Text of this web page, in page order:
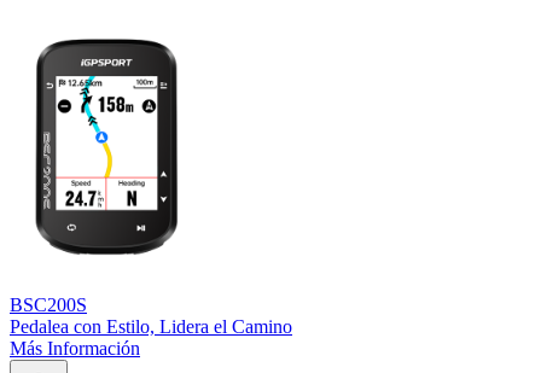
BSC200S
Pedalea con Estilo, Lidera el Camino
Más Información